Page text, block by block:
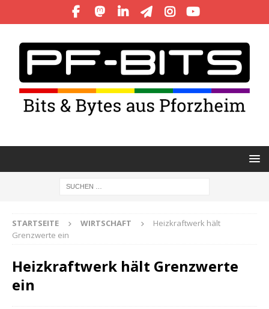
STARTSEITE WIRTSCHAFT
Heizkraftwerk hält
Grenzwerte ein
Heizkraftwerk hält Grenzwerte
ein